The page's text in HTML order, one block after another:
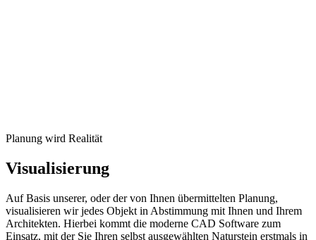
Planung wird Realität
Visualisierung
Auf Basis unserer, oder der von Ihnen übermittelten Planung,
visualisieren wir jedes Objekt in Abstimmung mit Ihnen und Ihrem
Architekten. Hierbei kommt die moderne CAD Software zum
Einsatz, mit der Sie Ihren selbst ausgewählten Naturstein erstmals in